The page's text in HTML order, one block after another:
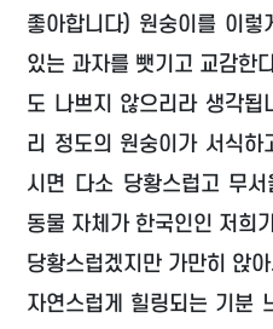
좋아합니다) 원숭이를 이
있는 과자를 뺏기고 교감한
도 나쁘지 않으리라 생각
리 정도의 원숭이가 서식
시면 다소 당황스럽고 무
동물 자체가 한국인인 저희
당황스럽겠지만 가만히 앉
자연스럽게 힐링되는 기분